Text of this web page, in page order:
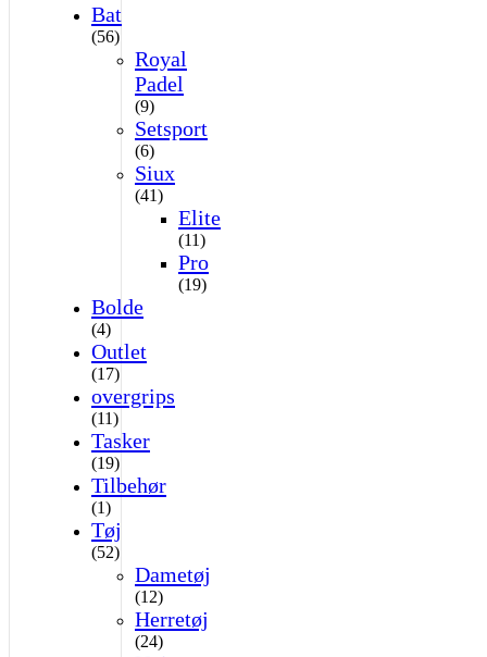
Bat
(56)
Royal
Padel
(9)
Setsport
(6)
Siux
(41)
Elite
(11)
Pro
(19)
Bolde
(4)
Outlet
(17)
overgrips
(11)
Tasker
(19)
Tilbehør
(1)
Tøj
(52)
Dametøj
(12)
Herretøj
(24)